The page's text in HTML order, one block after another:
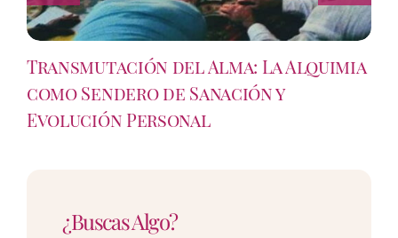
Transmutación del Alma: La Alquimia
como Sendero de Sanación y
Evolución Personal
¿Buscas Algo?